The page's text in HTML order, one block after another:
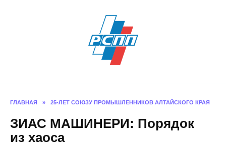
ГЛАВНАЯ » 25-ЛЕТ СОЮЗУ ПРОМЫШЛЕННИКОВ АЛТАЙСКОГО КРАЯ
ЗИАС МАШИНЕРИ: Порядок
из хаоса